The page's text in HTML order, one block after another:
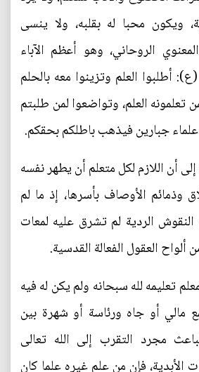
ويكون محبا له بقلبه، ولا ينسى
الروحاني، وهو أعظم الآباء
أطلبوا العلم وتزينوا معه بالحلم
تعلمونه العلم، وتواضعوا لمن طلبتم
علماء جبارين فيذهب باطلكم بحقكم.
أن اللازم لكل متعلم أن يطهر نفسه
وذمائم الأوصاف بأسرها، إذ ما لم
الردية لم تشرق عليه لمعات
ألواح العقول الفعالة القدسية.
تعليمه لله سبحانه ولم يكن له فيه
أو جاه ورئاسة أو شهرة بين
مجرد التقرب إلى الله تعالى
الأبدية، فإن من علم غيره علما كان